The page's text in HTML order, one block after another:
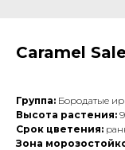
Caramel
Группа: Бородатые
Высота растения:
Срок цветения:
Зона